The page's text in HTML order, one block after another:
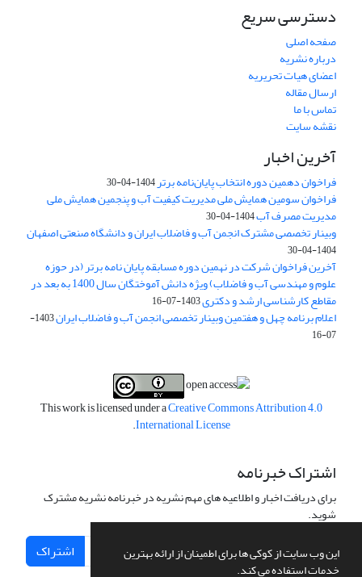
این وب سایت از کوکی ها برای اطمینان از ارائه بهترین
خدمات استفاده می کند.
دسترسی سریع
صفحه اصلی
درباره نشریه
اعضای هیات تحریریه
ارسال مقاله
تماس با ما
نقشه سایت
آخرین اخبار
فراخوان دهمین دوره انتخاب پایان‌نامه برتر1404-04-30
فراخوان سومین همایش ملی مدیریت کیفیت آب و پنجمین همایش ملی
مدیریت مصرف آب1404-04-30
وبینار تخصصی مشترک انجمن آب و فاضلاب ایران و دانشگاه صنعتی اصفهان
1404-04-30
آخرین فراخوان شرکت در نهمین دوره مسابقه پایان نامه برتر (در حوزه
علوم و مهندسی آب و فاضلاب) ویژه دانش آموختگان سال 1400 به بعد در
مقاطع کارشناسی ارشد و دکتری1403-07-16
اعلام برنامه چهل و هفتمین وبینار تخصصی انجمن آب و فاضلاب ایران
1403-
07-16
This work is licensed under aCreative Commons Attribution 4.0
International License
.
اشتراک خبرنامه
برای دریافت اخبار و اطلاعیه های مهم نشریه در خبرنامه نشریه مشترک
شوید.
اشتراک